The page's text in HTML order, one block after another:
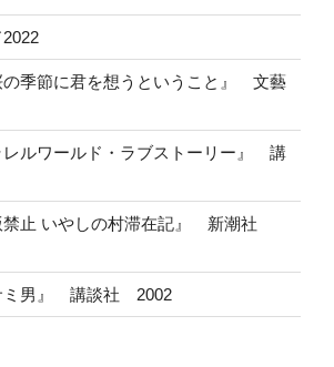
季節に君を想うということ』 文藝
ルワールド・ラブストーリー』 講
止 いやしの村滞在記』 新潮社
ミ男』 講談社 2002